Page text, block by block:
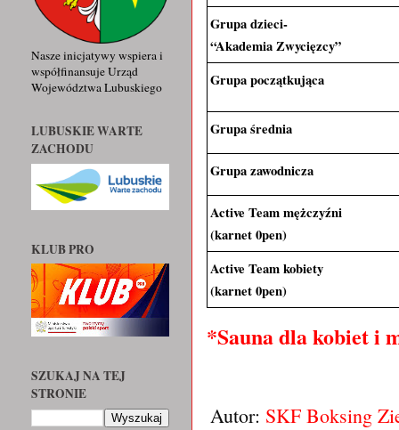
Grupa dzieci-
“Akademia Zwycięzcy”
Grupa początkująca
Grupa średnia
Grupa zawodnicza
Active Team mężczyźni
(karnet 0pen)
Active Team kobiety
(karnet 0pen)
*Sauna dla kobiet i
Autor: SKF Boksing
Nasze inicjatywy wspiera i
współfinansuje Urząd
Województwa Lubuskiego
LUBUSKIE WARTE
ZACHODU
KLUB PRO
SZUKAJ NA TEJ
STRONIE